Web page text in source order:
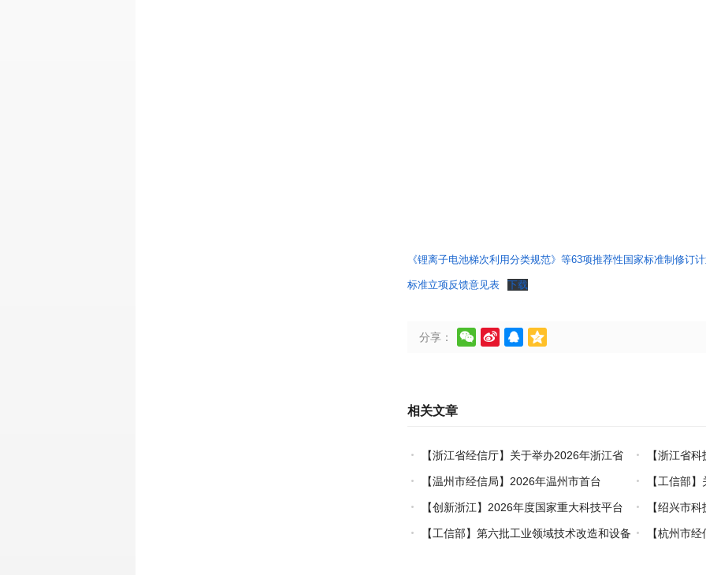
《锂离子电池梯次利用分类规范》等63项推荐性国家标准制修订
标准立项反馈意见表 下载
分享：    
相关文章
【浙江省经信厅】关于举办2026年浙江省
工业设计技术职业技能竞赛的通知
【浙江省
创新对口合作
【温州市经信局】2026年温州市首台
（套）装备认定工作启动
【工信部
业能效、碳效
【创新浙江】2026年度国家重大科技平台
国际开放合作基础研究专项（试点）项目指南
【绍兴市
市级概念验证
【工信部】第六批工业领域技术改造和设备
【杭州市